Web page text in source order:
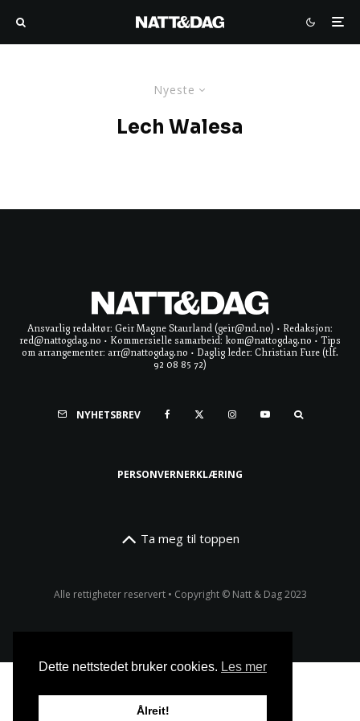
Nyeste
Lech Walesa
Ansvarlig redaktør: Geir Magne Staurland (geir@nd.no) • Redaksjon:
red@nattogdag.no • Kommersielle samarbeid: kom@nattogdag.no • Tips
om arrangementer: arr@nattogdag.no • Daglig leder: Christian Fure (tlf.
92 08 85 72)
NYHETSBREV
PERSONVERNERKLÆRING
Ta meg til toppen
Alle rettigheter reservert • Copyright © Natt & Dag 2023
Dette nettstedet bruker cookies. Les mer
Ålreit!